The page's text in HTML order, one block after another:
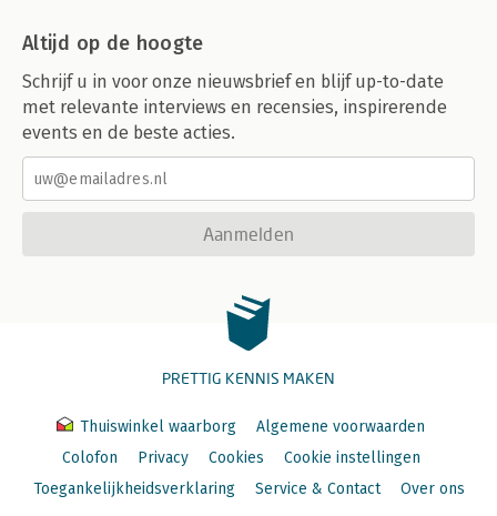
Altijd op de hoogte
Schrijf u in voor onze nieuwsbrief en blijf up-to-date
met relevante interviews en recensies, inspirerende
events en de beste acties.
Aanmelden
PRETTIG KENNIS MAKEN
Thuiswinkel waarborg
Algemene voorwaarden
Colofon
Privacy Cookies
Cookie instellingen
Toegankelijkheidsverklaring
Service & Contact Over ons